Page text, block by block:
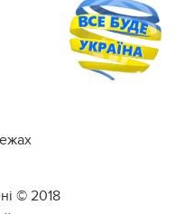
©2018